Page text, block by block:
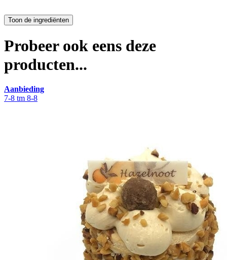
Probeer ook eens deze
producten...
Aanbieding
7-8 tm 8-8